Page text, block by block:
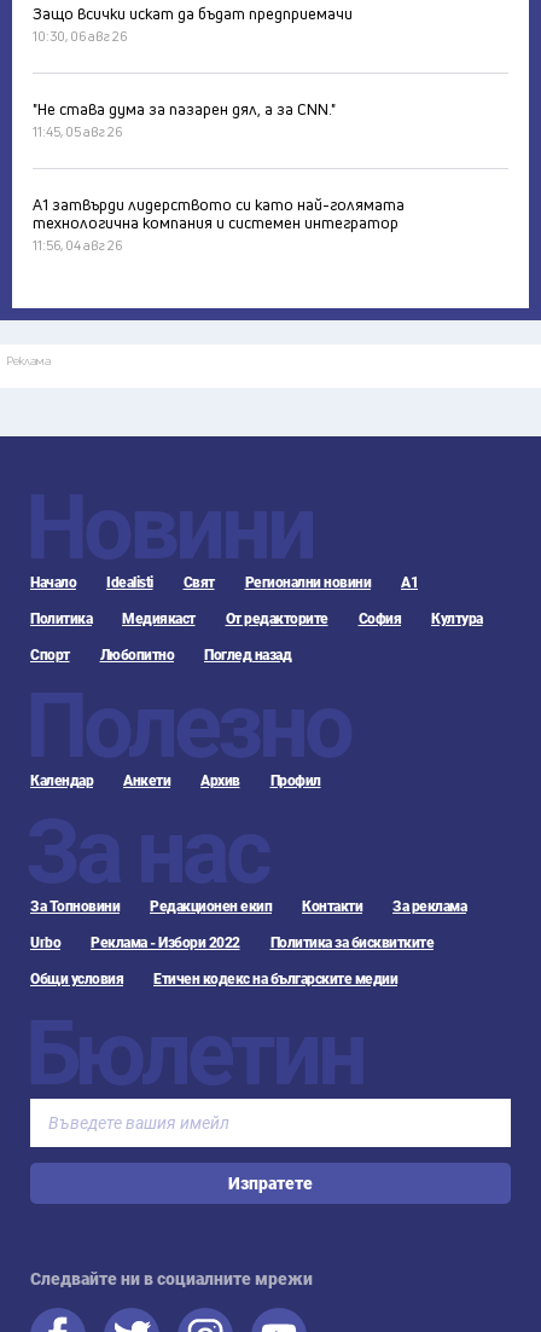
Защо всички искат да бъдат предприемачи
10:30, 06 авг 26
"Не става дума за пазарен дял, а за CNN."
11:45, 05 авг 26
А1 затвърди лидерството си като най-голямата
технологична компания и системен интегратор
11:56, 04 авг 26
Реклама
Новини
Начало Idealisti Свят Регионални новини А1
Политика Медиякаст От редакторите София Култура
Спорт Любопитно Поглед назад
Полезно
Календар Анкети Архив Профил
За нас
За Топновини Редакционен екип Контакти За реклама
Urbo Реклама - Избори 2022 Политика за бисквитките
Общи условия Етичен кодекс на българските медии
Бюлетин
Изпратете
Следвайте ни в социалните мрежи